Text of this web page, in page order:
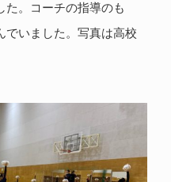
た。コーチの指導のも
でいました。写真は高校